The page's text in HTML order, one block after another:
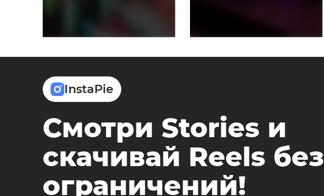
InstaPie
Смотри Stories и
скачивай Reels без
ограничений!